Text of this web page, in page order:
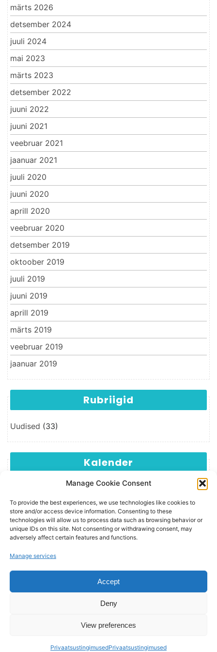
Manage Cookie Consent
To provide the best experiences, we use technologies like cookies to
store and/or access device information. Consenting to these
technologies will allow us to process data such as browsing behavior or
unique IDs on this site. Not consenting or withdrawing consent, may
adversely affect certain features and functions.
Manage services
Accept
Deny
View preferences
PrivaatsustingimusedPrivaatsustingimused
märts 2026
detsember 2024
juuli 2024
mai 2023
märts 2023
detsember 2022
juuni 2022
juuni 2021
veebruar 2021
jaanuar 2021
juuli 2020
juuni 2020
aprill 2020
veebruar 2020
detsember 2019
oktoober 2019
juuli 2019
juuni 2019
aprill 2019
märts 2019
veebruar 2019
jaanuar 2019
Rubriigid
Uudised (33)
Kalender
juuni 2022
K N R
1
2 3 4
5
6
7 8 9 10 11
13
14 15 16 17 18
19
20
21 22 23 24
Wordpress | Luzuk | Inseneribüroo Nugis OÜ © 2019-2026